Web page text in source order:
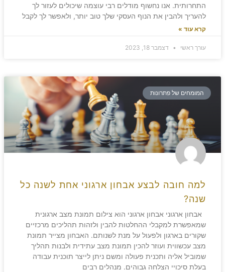
התחרותית. אנו נחשוף מודלים רבי עוצמה שיכולים לעזור לך
להעריך ולהבין את הנוף העסקי שלך טוב יותר, ולאפשר לך לקבל
קרא עוד »
עורך ראשי דצמבר 18, 2023
המומחים של פתרונות
למה חובה לבצע אבחון ארגוני אחת לשנה כל
שנה?
אבחון ארגוני אבחון ארגוני הוא צילום תמונת מצב ארגונית
שמאפשרת למקבלי ההחלטות להבין ולזהות תהליכים מרכזיים
שקורים בארגון ולפעול על מנת לשנותם. האבחון מצייר תמונת
מצב עכשווית ועוזר להכין תמונת מצב עתידית ולבנות תהליך
שמוביל אליה ותכנית פעולה ומשם ניתן לייצר תוכנית עבודה
בעלת סיכויי הצלחה גבוהים. מנהלים רבים